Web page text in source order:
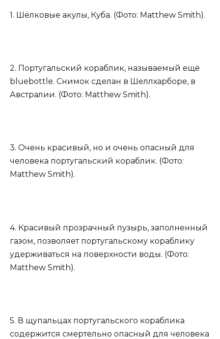
1. Шёлковые акулы, Куба. (Фото: Matthew Smith).
2. Португальский кораблик, называемый ещё
bluebottle. Снимок сделан в Шеллхарборе, в
Австралии. (Фото: Matthew Smith).
3. Очень красивый, но и очень опасный для
человека португальский кораблик. (Фото:
Matthew Smith).
4. Красивый прозрачный пузырь, заполненный
газом, позволяет португальскому кораблику
удерживаться на поверхности воды. (Фото:
Matthew Smith).
5. В щупальцах португальского кораблика
содержится смертельно опасный для человека